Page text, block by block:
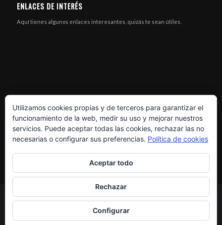
ENLACES DE INTERÉS
Aquí tienes algunos enlaces interesantes, quizás te sean útiles.
© Copyright - XR MOTOS - Soluciones eléctricas -Enfold Theme by Kriesi
¡Pide tu prueba! Cookies Privacidad de datos
Utilizamos cookies propias y de terceros para garantizar el
funcionamiento de la web, medir su uso y mejorar nuestros
servicios. Puede aceptar todas las cookies, rechazar las no
necesarias o configurar sus preferencias. Política de cookies
Aceptar todo
Rechazar
Configurar